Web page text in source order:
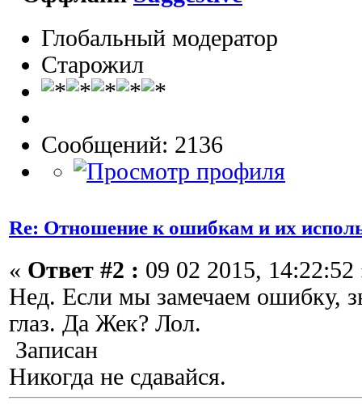
Глобальный модератор
Старожил
Сообщений: 2136
Re: Отношение к ошибкам и их
« Ответ #2 : 09 02 2015, 14:22:52
Нед. Если мы замечаем ошибку,
глаз. Да Жек? Лол.
Записан
Никогда не сдавайся.